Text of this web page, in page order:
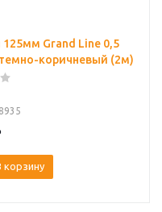
Grand Line 0,5
коричневый (2м)
корзину